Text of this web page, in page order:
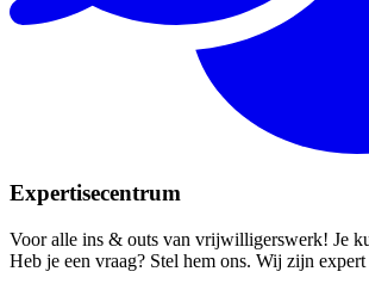
Expertisecentrum
Voor alle ins & outs van vrijwilligerswerk! Je
Heb je een vraag? Stel hem ons. Wij zijn